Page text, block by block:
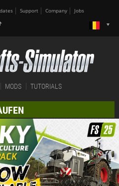
Support Company Jobs
MODS TUTORIALS